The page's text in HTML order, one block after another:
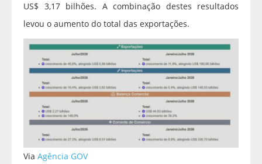
US$ 3,17 bilhões. A combinação destes resultados
levou o aumento do total das exportações.
Via Agência GOV